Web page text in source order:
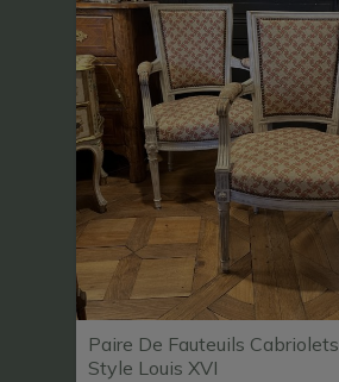
Paire De Fauteuils Cabriolets
Style Louis XVI